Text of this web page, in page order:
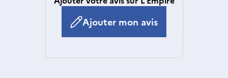
Ajouter mon avis